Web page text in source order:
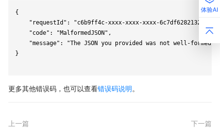
体验AI
{
    "requestId": "c6b9ff4c-xxxx-xxxx-xxxx-6c7df6282132",
    "code": "MalformedJSON",
    "message": "The JSON you provided was not well-formed."
}
更多其他错误码，也可以查看错误码说明。
上一篇 下一篇